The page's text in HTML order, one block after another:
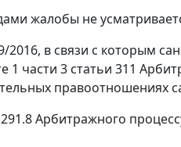
жалобы не
2016, в связи с которым
1 части 3 статьи 311
правоотношениях
Арбитражного